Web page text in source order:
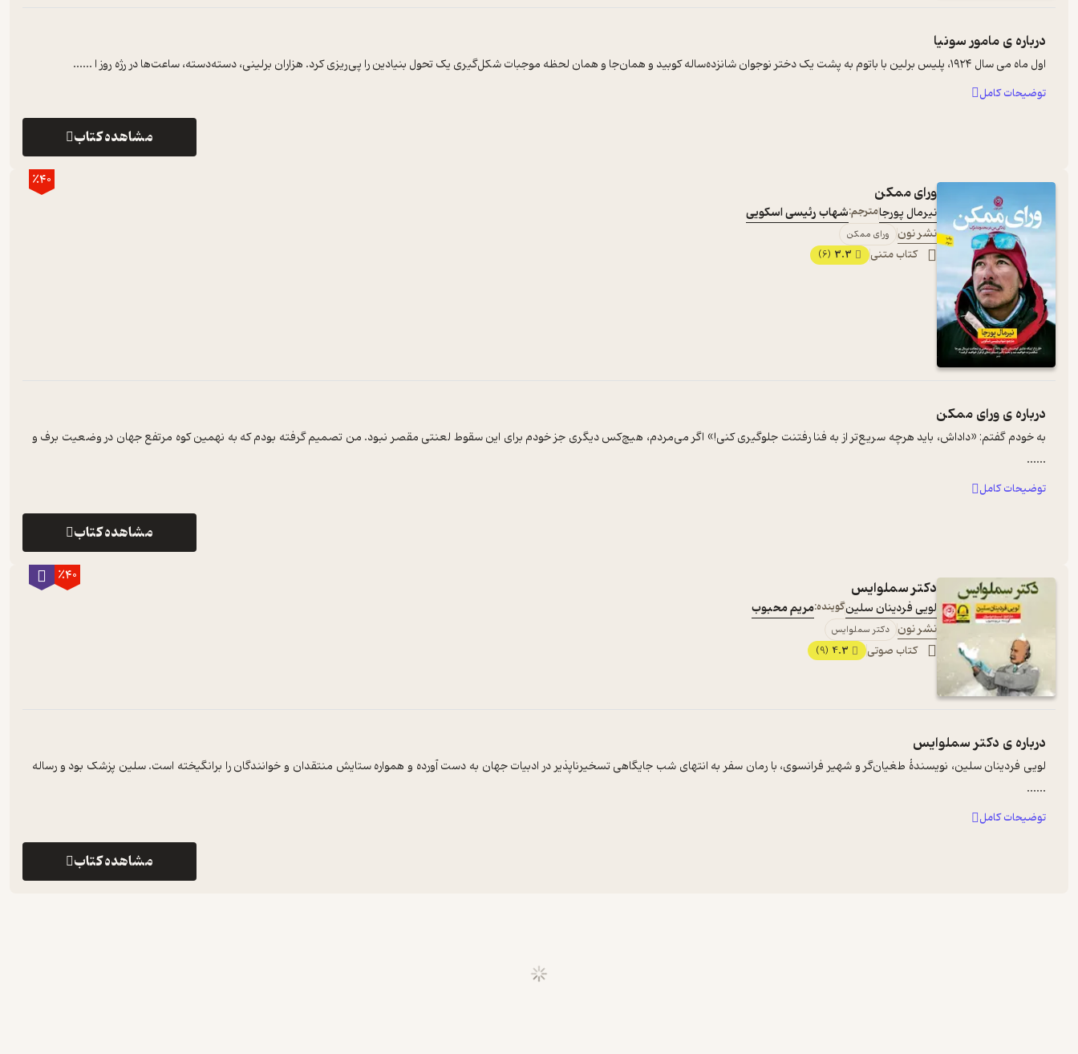
درباره یمامور سونیا
اول ماه می سال ۱۹۲۴، پلیس برلین با باتوم به پشت یک دختر نوجوان شانزده‌ساله کوبید و همان‌جا و همان لحظه موجبات شکل‌گیری یک تحول بنیادین را پی‌ریزی کرد. هزاران برلینی، دسته‌دسته، ساعت‌ها در رژه روز ا ... ...
توضیحات کامل
مشاهده کتاب
٪40
ورای ممکن
نیرمال پورجامترجم:شهاب رئیسی اسکویی
نشر نون
ورای ممکن
کتاب متنی 3.3
(6)
درباره یورای ممکن
به خودم گفتم: «داداش، باید هرچه سریع‌تر از به‌ فنا رفتنت جلوگیری کنی!» اگر می‌مردم، هیچ‌کس دیگری جز خودم برای این سقوط لعنتی مقصر نبود. من تصمیم گرفته بودم که به نهمین کوه مرتفع جهان در وضعیت برف و
...
...
توضیحات کامل
مشاهده کتاب
٪40
دکتر سملوایس
لویی فردینان سلینگوینده:مریم محبوب
نشر نون دکتر سملوایس
کتاب صوتی 4.3
(9)
درباره ی دکتر سملوایس
لویی فردینان سلین، نویسندۀ طغیان‌گر و شهیر فرانسوی، با رمان سفر به انتهای شب جایگاهی تسخیرناپذیر در ادبیات جهان به دست آورده و همواره ستایش منتقدان و خوانندگان را برانگیخته است. سلین پزشک بود و رساله‌
...
...
توضیحات کامل
مشاهده کتاب